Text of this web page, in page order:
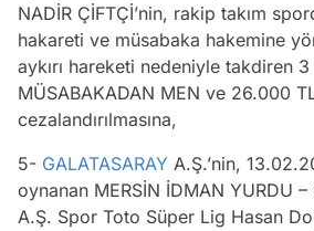
NADİR ÇİFTÇİ’nin, rakip takım
hakareti ve müsabaka hakemine
aykırı hareketi nedeniyle takdiren 3
MÜSABAKADAN MEN ve 26.000
cezalandırılmasına,
5- GALATASARAY A.Ş.’nin,
oynanan MERSİN İDMAN YURDU –
A.Ş. Spor Toto Süper Lig Hasan